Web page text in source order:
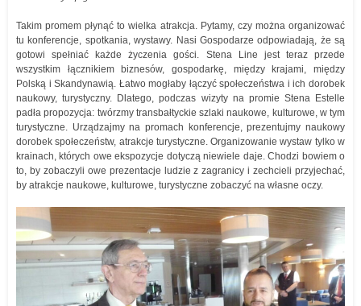
Takim promem płynąć to wielka atrakcja. Pytamy, czy można organizować
tu konferencje, spotkania, wystawy. Nasi Gospodarze odpowiadają, że są
gotowi spełniać każde życzenia gości. Stena Line jest teraz przede
wszystkim łącznikiem biznesów, gospodarkę, między krajami, między
Polską i Skandynawią. Łatwo mogłaby łączyć społeczeństwa i ich dorobek
naukowy, turystyczny. Dlatego, podczas wizyty na promie Stena Estelle
padła propozycja: twórzmy transbałtyckie szlaki naukowe, kulturowe, w tym
turystyczne. Urządzajmy na promach konferencje, prezentujmy naukowy
dorobek społeczeństw, atrakcje turystyczne. Organizowanie wystaw tylko w
krainach, których owe ekspozycje dotyczą niewiele daje. Chodzi bowiem o
to, by zobaczyli owe prezentacje ludzie z zagranicy i zechcieli przyjechać,
by atrakcje naukowe, kulturowe, turystyczne zobaczyć na własne oczy.